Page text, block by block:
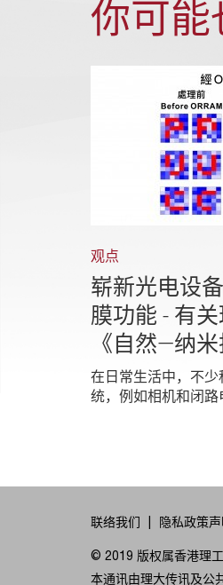
你可能
观点
崭新光电设
膜功能 - 有
《自然―纳米
在日常生活中，不
统，例如相机和闭
联络我们 隐私政策声
© 2019 版权属香港理
本通讯由理大传讯及公